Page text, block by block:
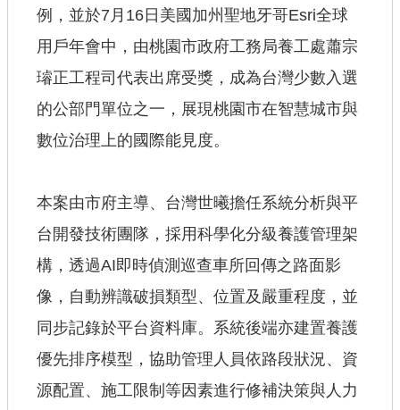
例，並於7月16日美國加州聖地牙哥Esri全球
用戶年會中，由桃園市政府工務局養工處蕭宗
璿正工程司代表出席受獎，成為台灣少數入選
的公部門單位之一，展現桃園市在智慧城市與
數位治理上的國際能見度。
本案由市府主導、台灣世曦擔任系統分析與平
台開發技術團隊，採用科學化分級養護管理架
構，透過AI即時偵測巡查車所回傳之路面影
像，自動辨識破損類型、位置及嚴重程度，並
同步記錄於平台資料庫。系統後端亦建置養護
優先排序模型，協助管理人員依路段狀況、資
源配置、施工限制等因素進行修補決策與人力